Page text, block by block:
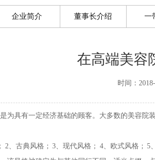
企业简介 董事长介绍 一
在高端美容
时间：
具有一定经济基础的顾客。大多数的美容院
2、古典风格； 3、现代风格； 4、欧式风格； 5